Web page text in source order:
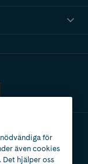
för
även cookies
hjälper oss